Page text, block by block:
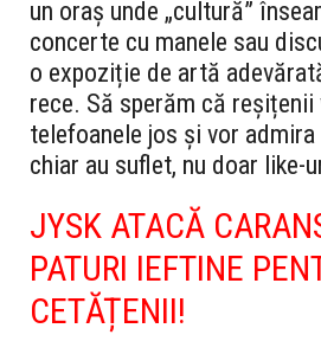
un oraș unde „cultură”
concerte cu manele sau
o expoziție de artă
rece. Să sperăm că reșițenii
telefoanele jos și vor
chiar au suflet, nu doar like-
JYSK ATACĂ
PATURI IEFTINE
CETĂȚENII!